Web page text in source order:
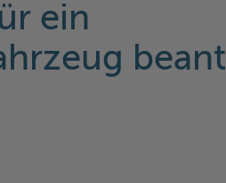
ein